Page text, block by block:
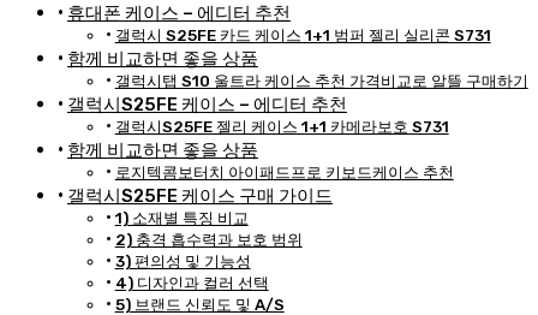
휴대폰 케이스 – 에디터 추천
갤럭시 S25FE 카드 케이스 1+1 범퍼 젤리 실리콘 S731
함께 비교하면 좋을 상품
갤럭시탭 S10 울트라 케이스 추천 가격비교로 알뜰 구매하기
갤럭시S25FE 케이스 – 에디터 추천
갤럭시S25FE 젤리 케이스 1+1 카메라보호 S731
함께 비교하면 좋을 상품
로지텍콤보터치 아이패드프로 키보드케이스 추천
갤럭시S25FE 케이스 구매 가이드
1) 소재별 특징 비교
2) 충격 흡수력과 보호 범위
3) 편의성 및 기능성
4) 디자인과 컬러 선택
5) 브랜드 신뢰도 및 A/S